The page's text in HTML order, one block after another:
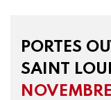
PORTES
SAINT